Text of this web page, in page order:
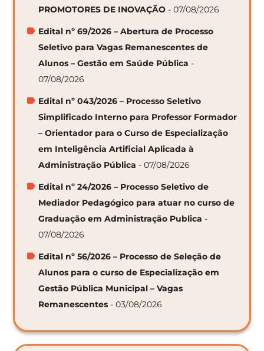
PROMOTORES DE INOVAÇÃO - 07/08/2026
Edital nº 69/2026 – Abertura de Processo
Seletivo para Vagas Remanescentes de
Alunos – Gestão em Saúde Pública -
07/08/2026
Edital nº 043/2026 – Processo Seletivo
Simplificado Interno para Professor Formador
– Orientador para o Curso de Especialização
em Inteligência Artificial Aplicada à
Administração Pública - 07/08/2026
Edital nº 24/2026 – Processo Seletivo de
Mediador Pedagógico para atuar no curso de
Graduação em Administração Publica -
07/08/2026
Edital nº 56/2026 – Processo de Seleção de
Alunos para o curso de Especialização em
Gestão Pública Municipal – Vagas
Remanescentes - 03/08/2026